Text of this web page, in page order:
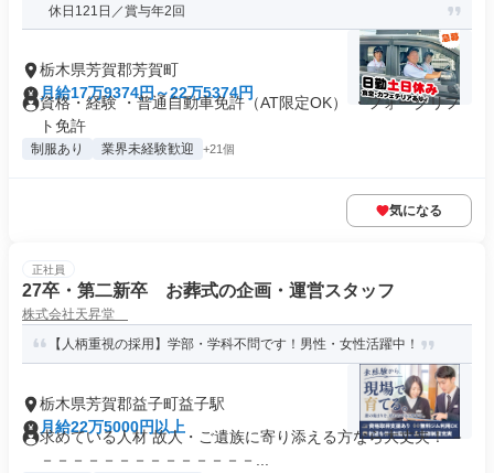
休日121日／賞与年2回
栃木県芳賀郡芳賀町
月給17万9374円～22万5374円
資格・経験 ・普通自動車免許（AT限定OK） ・フォークリフ
ト免許
制服あり 業界未経験歓迎 +21個
気になる
正社員
27卒・第二新卒 お葬式の企画・運営スタッフ
株式会社天昇堂
【人柄重視の採用】学部・学科不問です！男性・女性活躍中！
栃木県芳賀郡益子町益子駅
月給22万5000円以上
求めている人材 故人・ご遺族に寄り添える方なら大丈夫！ －
－－－－－－－－－－－－－－...